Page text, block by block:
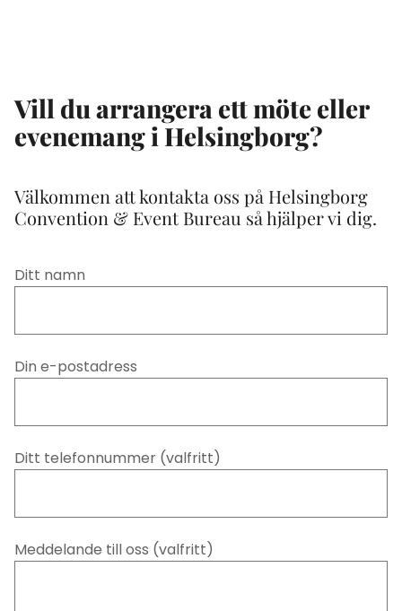
Vill du arrangera ett möte eller
evenemang i Helsingborg?
Välkommen att kontakta oss på Helsingborg
Convention & Event Bureau så hjälper vi dig.
Ditt namn
Din e-postadress
Ditt telefonnummer (valfritt)
Meddelande till oss (valfritt)